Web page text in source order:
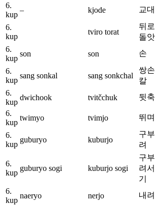
6.
kup
– kjode 교대
6.
kup
tviro torat
뒤로
돌앗
6.
kup
son son 손
6.
kup
sang sonkal sang sonkchal
쌍손
칼
6.
kup
dwichook tvitčchuk 뒷축
6.
kup
twimyo tvimjo 뛰며
6.
kup
guburyo kuburjo
구부
려
6.
kup
guburyo sogi kuburjo sogi
구부
려서
기
6.
kup
naeryo nerjo 내려